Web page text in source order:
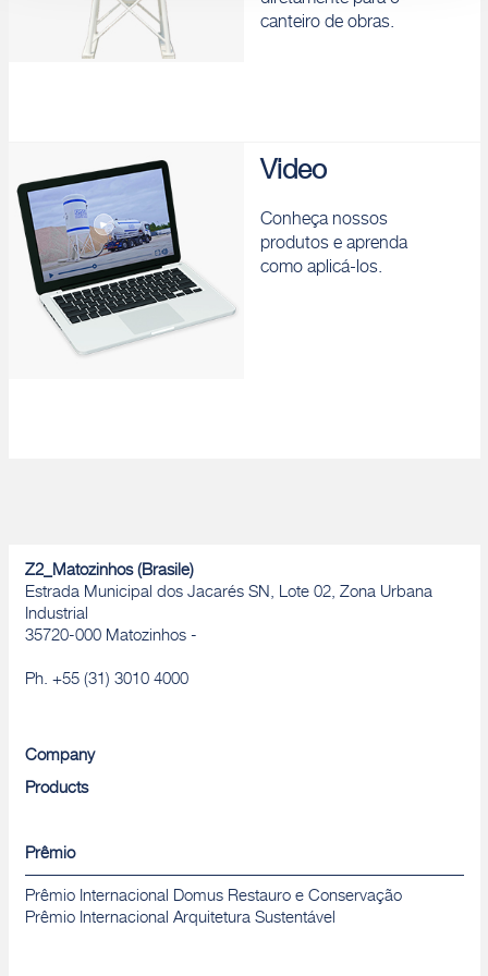
canteiro de obras.
Video
Conheça nossos
produtos e aprenda
como aplicá-los.
Z2_Matozinhos (Brasile)
Estrada Municipal dos Jacarés SN, Lote 02, Zona Urbana
Industrial
35720-000 Matozinhos -
Ph. +55 (31) 3010 4000
Company
Products
Prêmio
Prêmio Internacional Domus Restauro e Conservação
Prêmio Internacional Arquitetura Sustentável